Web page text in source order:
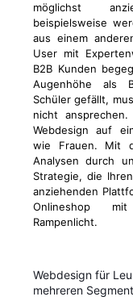
möglichst
beispielsweise
aus einem
User mit
B2B Kunden
Augenhöhe als
Schüler gefällt,
nicht
Webdesign auf
wie Frauen. Mit
Analysen durch
Strategie, die
anziehenden
Onlineshop
Rampenlicht.
Webdesign für
mehreren